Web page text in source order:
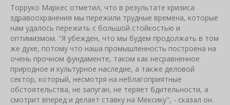
Торруко Маркес отметил, что в результате кризиса
здравоохранения мы пережили трудные времена, которые
нам удалось пережить с большой стойкостью и
оптимизмом. "Я убежден, что мы будем продолжать в том
же духе, потому что наша промышленность построена на
очень прочном фундаменте, таком как несравненное
природное и культурное наследие, а также деловой
сектор, который, несмотря на неблагоприятные
обстоятельства, не запуган, не теряет бдительности, а
смотрит вперед и делает ставку на Мексику", - сказал он.